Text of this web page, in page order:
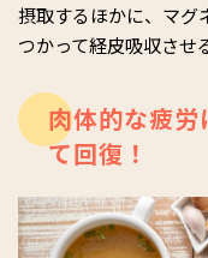
摂取するほかに、マグ
つかって経皮吸収させ
肉体的な疲
て回復！